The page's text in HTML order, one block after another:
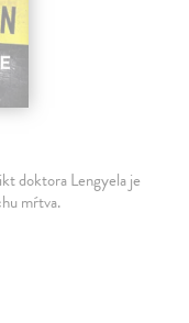
doktora Lengyela je
mŕtva.